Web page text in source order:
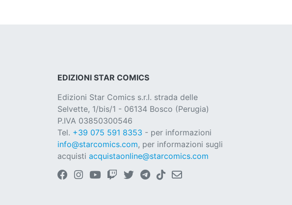
EDIZIONI STAR COMICS
Edizioni Star Comics s.r.l. strada delle
Selvette, 1/bis/1 - 06134 Bosco (Perugia)
P.IVA 03850300546
Tel. +39 075 591 8353 - per informazioni
info@starcomics.com, per informazioni sugli
acquisti acquistaonline@starcomics.com